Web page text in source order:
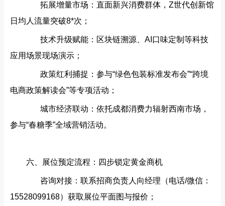
拓展增量市场‌：直面新兴消费群体，Z世代创新馆
日均人流量突破8*次；
技术升级赋能‌：区块链溯源、AI口味定制等科技
应用场景现场演示；
政策红利捕捉‌：参与“绿色包装标准发布会”“跨境
电商政策解读会”等专项活动；
城市经济联动‌：依托成都消费力辐射西南市场，
参与“春糖季”全域营销活动。
六、展位预定流程：四步锁定黄金商机‌
咨询对接‌：联系招商负责人向经理（电话/微信：
15528099168）获取展位平面图与报价；